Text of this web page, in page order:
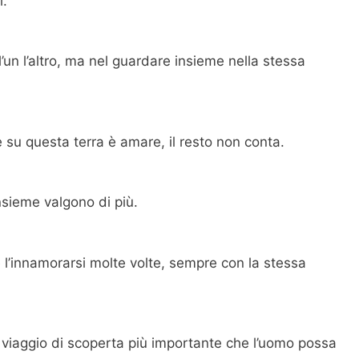
l’altro, ma nel guardare insieme nella stessa
questa terra è amare, il resto non conta.
valgono di più.
molte volte, sempre con la stessa
di scoperta più importante che l’uomo possa